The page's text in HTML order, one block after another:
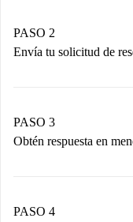
Tienes toda la
PASO 2
Envía tu solicitud de
propietario acepte.
PASO 3
Obtén respuesta en
contacto con el
PASO 4